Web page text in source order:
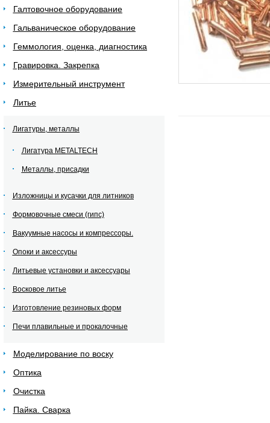
Галтовочное оборудование
Гальваническое оборудование
Геммология, оценка, диагностика
Гравировка. Закрепка
Измерительный инструмент
Литье
Лигатуры, металлы
Лигатура METALTECH
Металлы, присадки
Изложницы и кусачки для литников
Формовочные смеси (гипс)
Вакуумные насосы и компрессоры.
Опоки и аксессуры
Литьевые установки и аксессуары
Восковое литье
Изготовление резиновых форм
Печи плавильные и прокалочные
Моделирование по воску
Оптика
Очистка
Пайка. Сварка